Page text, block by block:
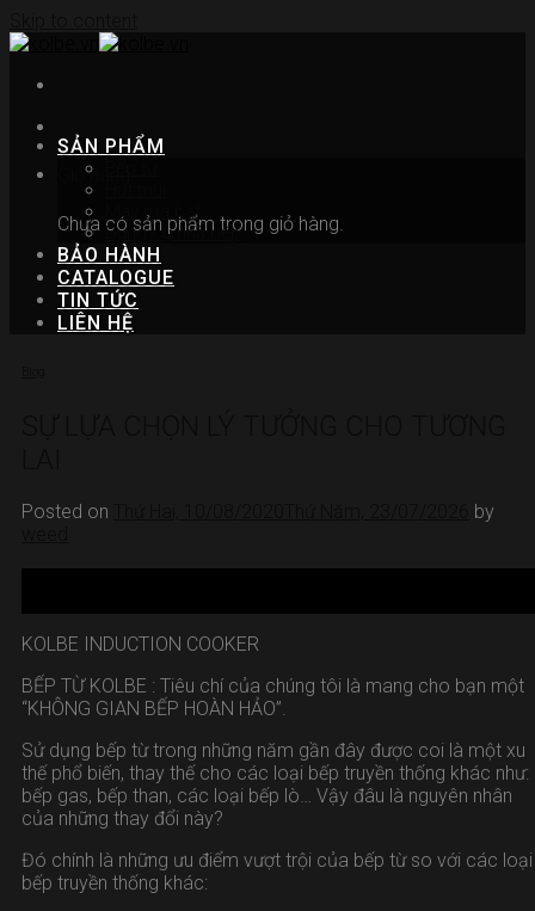
Giỏ hàng
Chưa có sản phẩm trong giỏ hàng.
SẢN PHẨM
Máy rửa bát
Dụng cụ nhà bếp
BẢO HÀNH
CATALOGUE
TIN TỨC
LIÊN HỆ
Posted on
by
KOLBE INDUCTION COOKER
BẾP TỪ KOLBE : Tiêu chí của chúng tôi là mang cho bạn một
“KHÔNG GIAN BẾP HOÀN HẢO”.
Sử dụng bếp từ trong những năm gần đây được coi là một xu
thế phổ biến, thay thế cho các loại bếp truyền thống khác như:
bếp gas, bếp than, các loại bếp lò… Vậy đâu là nguyên nhân
của những thay đổi này?
Đó chính là những ưu điểm vượt trội của bếp từ so với các loại
bếp truyền thống khác: